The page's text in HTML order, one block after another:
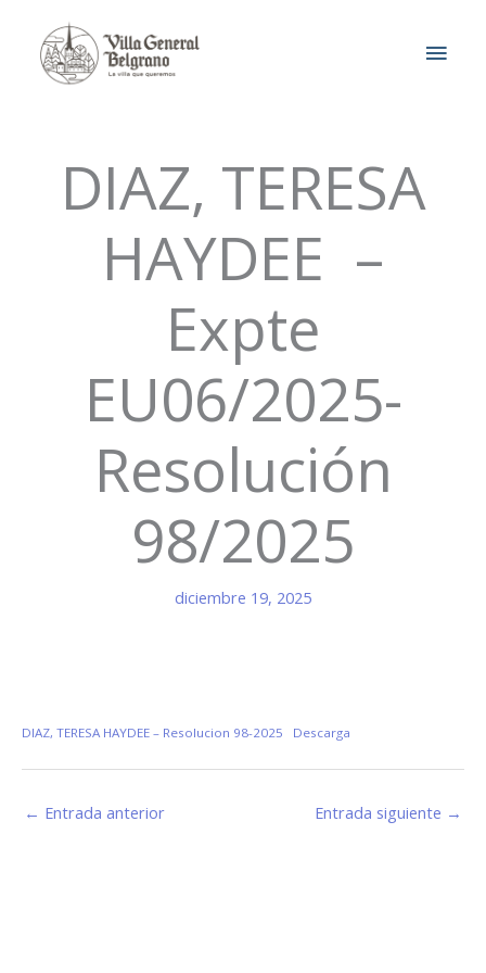
contenido
DIAZ, TERESA
HAYDEE –
Expte
EU06/2025-
Resolución
98/2025
diciembre 19, 2025
DIAZ, TERESA HAYDEE – Resolucion 98-2025 Descarga
← Entrada anterior Entrada siguiente →